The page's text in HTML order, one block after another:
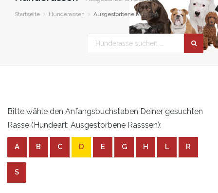
Startseite Hunderassen Ausgestorbene Rasssen
Bitte wähle den Anfangsbuchstaben Deiner gesuchten
Rasse (Hundeart: Ausgestorbene Rasssen):
A B C D E G H L R
S